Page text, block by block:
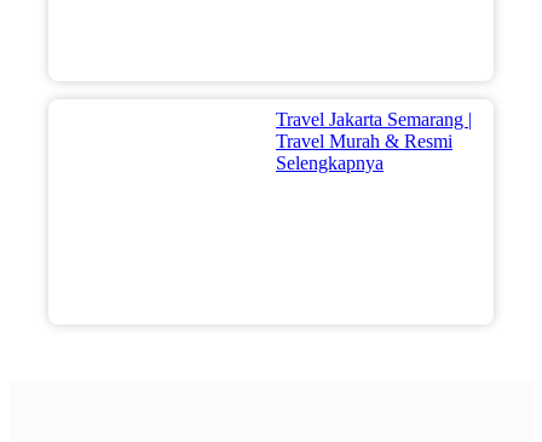
Travel Jakarta Semarang |
Travel Murah & Resmi
Selengkapnya